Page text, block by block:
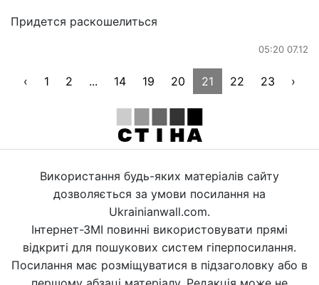
Придется раскошелиться
05:20 07.12
‹ 1 2 ... 14 19 20 21 22 23 ›
Використання будь-яких матеріалів сайту
дозволяється за умови посилання на
Ukrainianwall.com.
Інтернет-ЗМІ повинні використовувати прямі
відкриті для пошукових систем гіперпосилання.
Посилання має розміщуватися в підзаголовку або в